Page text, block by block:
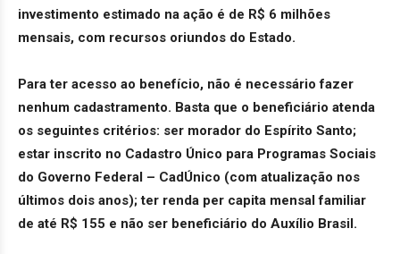
investimento estimado na ação é de R$ 6 milhões
mensais, com recursos oriundos do Estado.
Para ter acesso ao benefício, não é necessário fazer
nenhum cadastramento. Basta que o beneficiário atenda
os seguintes critérios: ser morador do Espírito Santo;
estar inscrito no Cadastro Único para Programas Sociais
do Governo Federal – CadÚnico (com atualização nos
últimos dois anos); ter renda per capita mensal familiar
de até R$ 155 e não ser beneficiário do Auxílio Brasil.